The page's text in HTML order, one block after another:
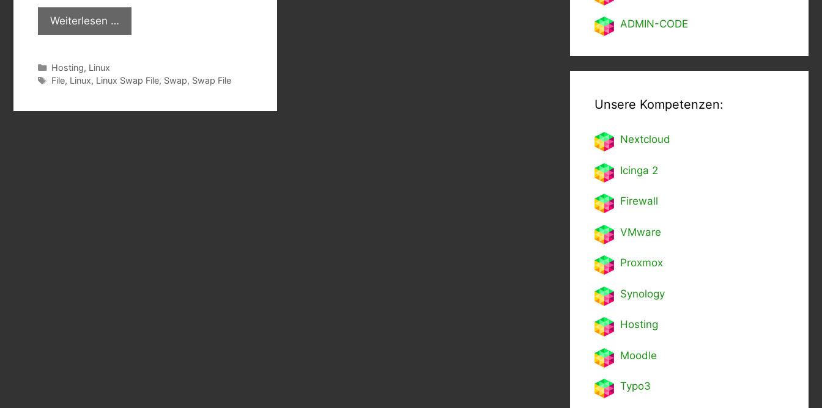
Weiterlesen …
Kategorien
Hosting, Linux
Schlagwörter
File, Linux, Linux Swap File, Swap, Swap File
ADMIN-CODE
Unsere Kompetenzen:
Nextcloud
Icinga 2
Firewall
VMware
Proxmox
Synology
Hosting
Moodle
Typo3